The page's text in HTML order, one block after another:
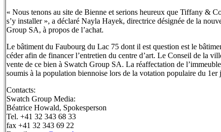
« Nous tenons au site de Bienne et serions heureux que Tiffany &
s’y installer », a déclaré Nayla Hayek, directrice désignée de la
Group SA, à propos de l’achat.
Le bâtiment du Faubourg du Lac 75 dont il est question est le
céder afin de financer l’entretien du centre d’art. Le Conseil de la
vente de ce bien à Swatch Group SA. La réaffectation de
soumis à la population biennoise lors de la votation populaire du 1er
Contacts:
Swatch Group Media:
Béatrice Howald, Spokesperson
Tel. +41 32 343 68 33
fax +41 32 343 69 22